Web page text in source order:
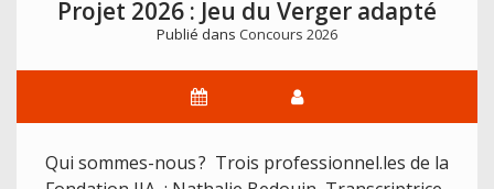
jouer
Projet 2026 : Jeu du Verger adapté
Publié dans Concours 2026
Qui sommes-nous ? Trois professionnel.les de la